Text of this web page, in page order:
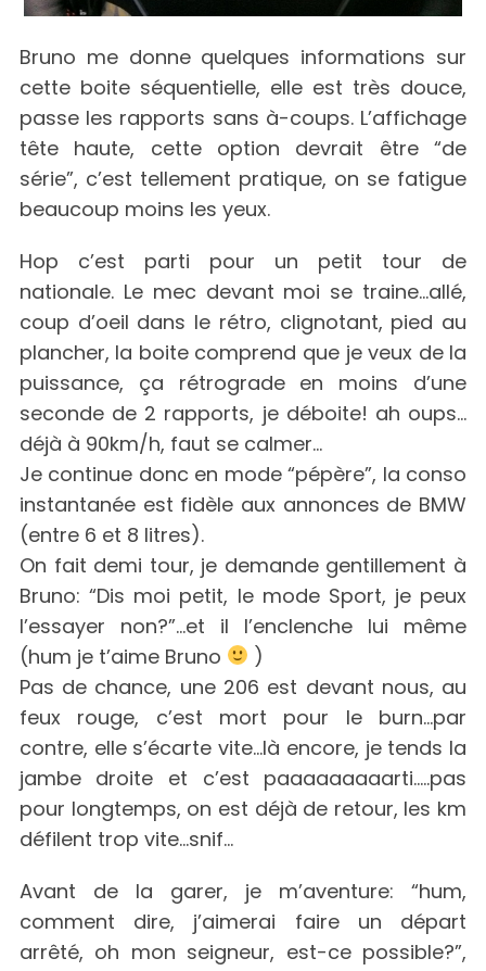
Bruno me donne quelques informations sur
cette boite séquentielle, elle est très douce,
passe les rapports sans à-coups. L’affichage
tête haute, cette option devrait être “de
série”, c’est tellement pratique, on se fatigue
beaucoup moins les yeux.
Hop c’est parti pour un petit tour de
nationale. Le mec devant moi se traine…allé,
coup d’oeil dans le rétro, clignotant, pied au
plancher, la boite comprend que je veux de la
puissance, ça rétrograde en moins d’une
seconde de 2 rapports, je déboite! ah oups…
déjà à 90km/h, faut se calmer…
Je continue donc en mode “pépère”, la conso
instantanée est fidèle aux annonces de BMW
(entre 6 et 8 litres).
On fait demi tour, je demande gentillement à
Bruno: “Dis moi petit, le mode Sport, je peux
l’essayer non?”…et il l’enclenche lui même
(hum je t’aime Bruno
)
Pas de chance, une 206 est devant nous, au
feux rouge, c’est mort pour le burn…par
contre, elle s’écarte vite…là encore, je tends la
jambe droite et c’est paaaaaaaaarti…..pas
pour longtemps, on est déjà de retour, les km
défilent trop vite…snif…
Avant de la garer, je m’aventure: “hum,
comment dire, j’aimerai faire un départ
arrêté, oh mon seigneur, est-ce possible?”,